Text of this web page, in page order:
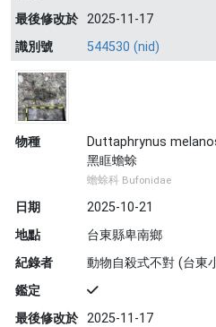
最後修改於 2025-11-17
識別號
544530 (nid)
物種
Duttaphrynus
黑眶蟾蜍
蟾蜍科 Bufonidae
日期
2025-10-21
地點
台東縣卑南鄉
紀錄者
動物自殺式不對 (台東
鑑定
最後修改於 2025-11-17